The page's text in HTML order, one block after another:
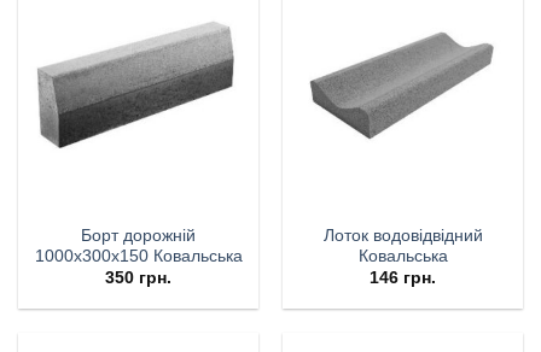
Борт дорожній
1000х300х150 Ковальська
350 грн.
Лоток водовідвідний
Ковальська
146 грн.